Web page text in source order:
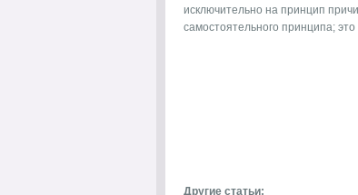
исключительно на принцип
самостоятельного принципа;
Другие статьи: